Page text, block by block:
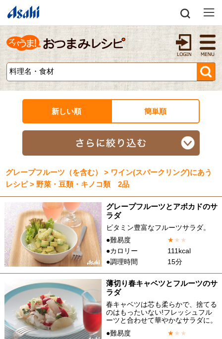
新しい順 簡単順
グレープフルーツ（を含む） > ワイン(スパークリング)にあう
レシピ > 野菜・豆類・キノコ類 2品
グレープフルーツとアボカドのサ
ラダ
ビタミン豊富なフルーツサラダ。
●難易度
★★ ★
●カロリー
111kcal
●調理時間
15分
薄切り春キャベツとフルーツのサ
ラダ
春キャベツは芯も柔らかで、捨てる
のはもったいない!フレッシュフル
ーツと合わせて華やかなサラダに。
●難易度
★★ ★